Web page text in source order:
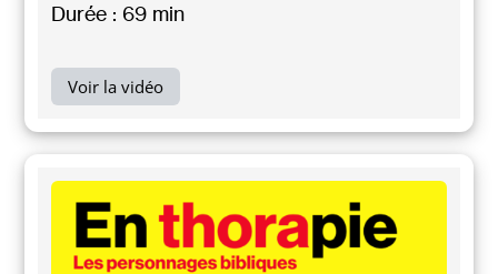
Durée : 69 min
Voir la vidéo